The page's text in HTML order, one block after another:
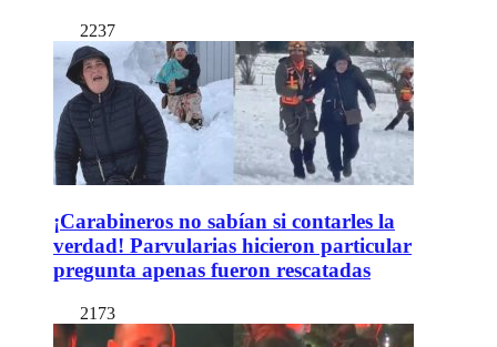
2237
¡Carabineros no sabían si contarles la
verdad! Parvularias hicieron particular
pregunta apenas fueron rescatadas
2173